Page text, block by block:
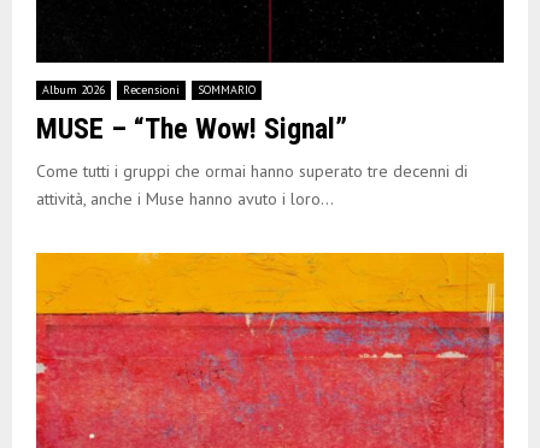
Album 2026 Recensioni SOMMARIO
MUSE – “The Wow! Signal”
Come tutti i gruppi che ormai hanno superato tre decenni di
attività, anche i Muse hanno avuto i loro...